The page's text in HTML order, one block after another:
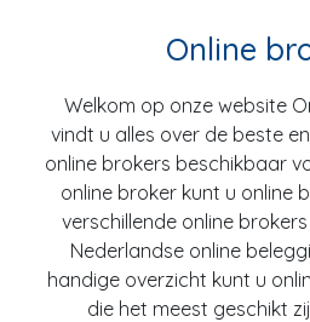
Online
Welkom op onze website
vindt u alles over de beste
online brokers beschikbaar
online broker kunt u online
verschillende online
Nederlandse online
handige overzicht kunt u
die het meest geschikt